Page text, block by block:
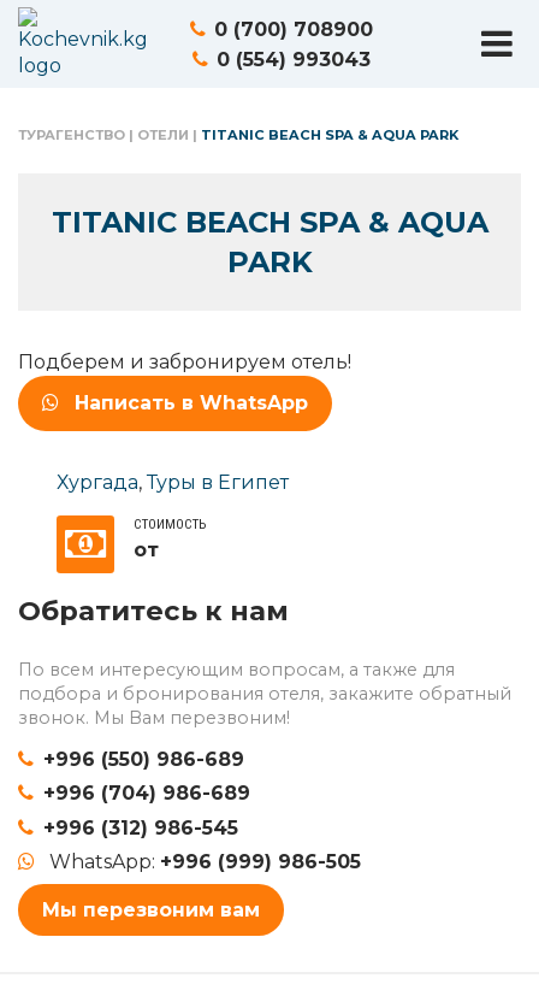
0 (700) 708900
0 (554) 993043
ТУРАГЕНСТВО | ОТЕЛИ | TITANIC BEACH SPA & AQUA PARK
TITANIC BEACH SPA & AQUA
PARK
Подберем и забронируем отель!
Написать в WhatsApp
Хургада,Туры в Египет
СТОИМОСТЬ
от
Обратитесь к нам
По всем интересующим вопросам, а также для
подбора и бронирования отеля, закажите обратный
звонок. Мы Вам перезвоним!
+996 (550) 986-689
+996 (704) 986-689
+996 (312) 986-545
WhatsApp: +996 (999) 986-505
Мы перезвоним вам